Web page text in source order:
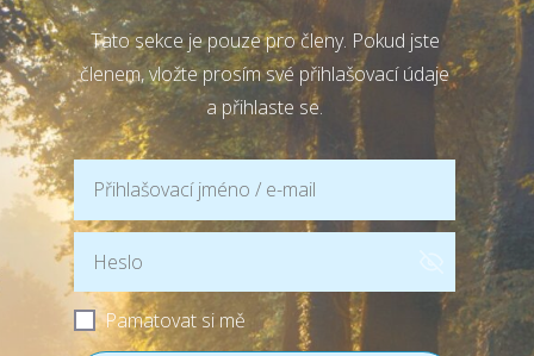
Tato sekce je pouze pro členy. Pokud jste
členem, vložte prosím své přihlašovací údaje
a přihlaste se.
Pamatovat si mě